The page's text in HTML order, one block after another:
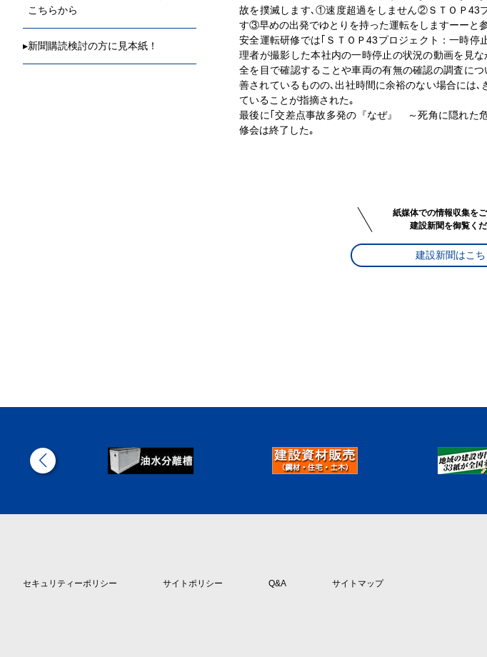
こちらから
▸新聞購読検討の方に見本紙！
故を撲滅します､①速度超過をしません②ＳＴＯＰ43
す③早めの出発でゆとりを持った運転をしますーーと
安全運転研修では｢ＳＴＯＰ43プロジェクト：一時停
理者が撮影した本社内の一時停止の状況の動画を見
全を目で確認することや車両の有無の確認の調査に
善されているものの､出社時間に余裕のない場合には
ていることが指摘された｡
最後に｢交差点事故多発の『なぜ』 ～死角に隠れた
修会は終了した｡
紙媒体での情報収集を
建設新聞を御覧くだ
建設新聞はこち
セキュリティーポリシー サイトポリシー Q&A サイトマップ